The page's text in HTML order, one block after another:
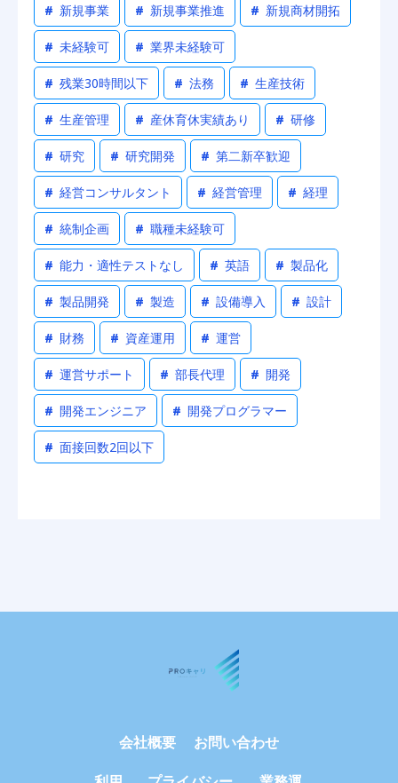
# 新規事業 # 新規事業推進 # 新規商材開拓
# 未経験可 # 業界未経験可
# 残業30時間以下 # 法務 # 生産技術
# 生産管理 # 産休育休実績あり # 研修
# 研究 # 研究開発 # 第二新卒歓迎
# 経営コンサルタント # 経営管理 # 経理
# 統制企画 # 職種未経験可
# 能力・適性テストなし # 英語 # 製品化
# 製品開発 # 製造 # 設備導入 # 設計
# 財務 # 資産運用 # 運営
# 運営サポート # 部長代理 # 開発
# 開発エンジニア # 開発プログラマー
# 面接回数2回以下
会社概要
お問い合わせ